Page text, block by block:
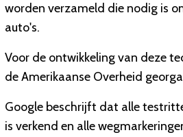
worden verzameld die nodig is
auto's.
Voor de ontwikkeling van deze
de Amerikaanse Overheid
Google beschrijft dat alle
is verkend en alle